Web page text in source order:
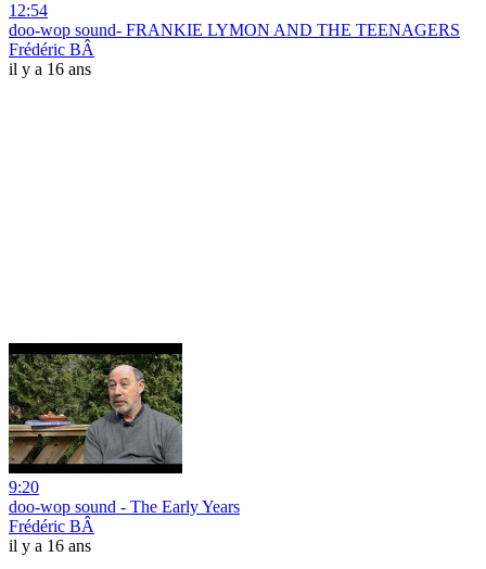
12:54
doo-wop sound- FRANKIE LYMON AND THE TEENAGERS
Frédéric BÂ
il y a 16 ans
9:20
doo-wop sound - The Early Years
Frédéric BÂ
il y a 16 ans